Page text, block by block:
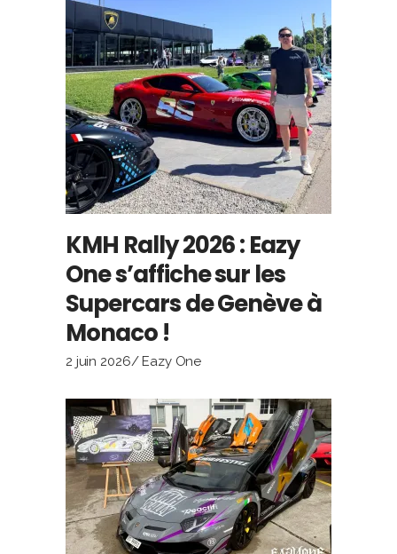
KMH Rally 2026 : Eazy
One s’affiche sur les
Supercars de Genève à
Monaco !
2 juin 2026 Eazy One